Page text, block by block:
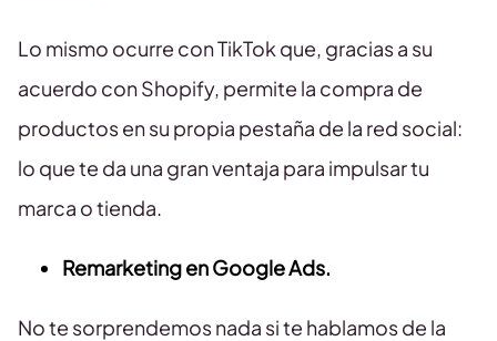
Lo mismo ocurre con TikTok que, gracias a su
acuerdo con Shopify, permite la compra de
productos en su propia pestaña de la red social:
lo que te da una gran ventaja para impulsar tu
marca o tienda.
Remarketing en Google Ads.
No te sorprendemos nada si te hablamos de la